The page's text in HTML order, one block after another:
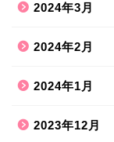
2024年3月
2024年2月
2024年1月
2023年12月